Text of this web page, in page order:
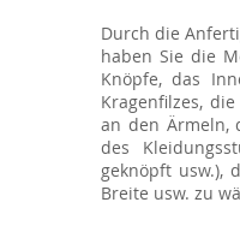
Durch die
haben Sie die
Knöpfe, das
Kragenfilzes,
an den Ärmeln,
des
geknöpft usw.),
Breite usw. zu